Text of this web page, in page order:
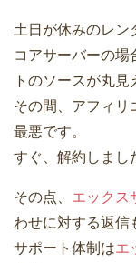
土日が休みのレン
コアサーバーの場
トのソースが丸見
その間、アフィリ
最悪です。
すぐ、解約しまし
その点、 エックス
わせに対する返信
サポート体制はエ